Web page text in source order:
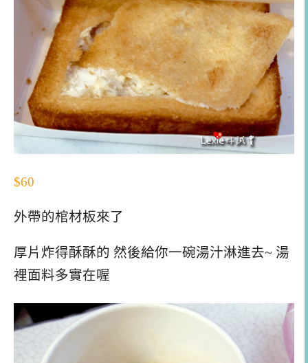
$60
外帶的棺材板來了
厚片炸得酥酥的 然後給你一碗湯汁淋進去~ 湯
裡面料多實在喔